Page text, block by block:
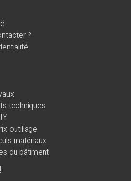
?
techniques
outillage
matériaux
du bâtiment